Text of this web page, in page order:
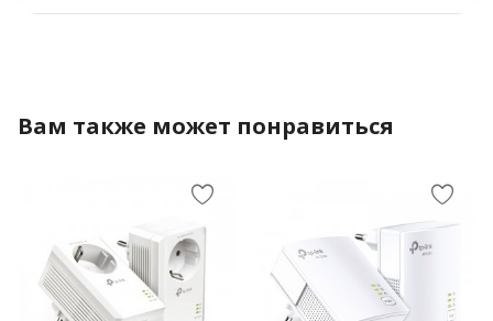
Вам также может понравиться